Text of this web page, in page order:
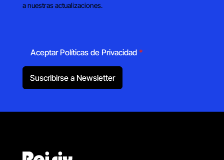
a nuestras actualizaciones.
Aceptar Políticas de Privacidad *
Suscribirse a Newsletter